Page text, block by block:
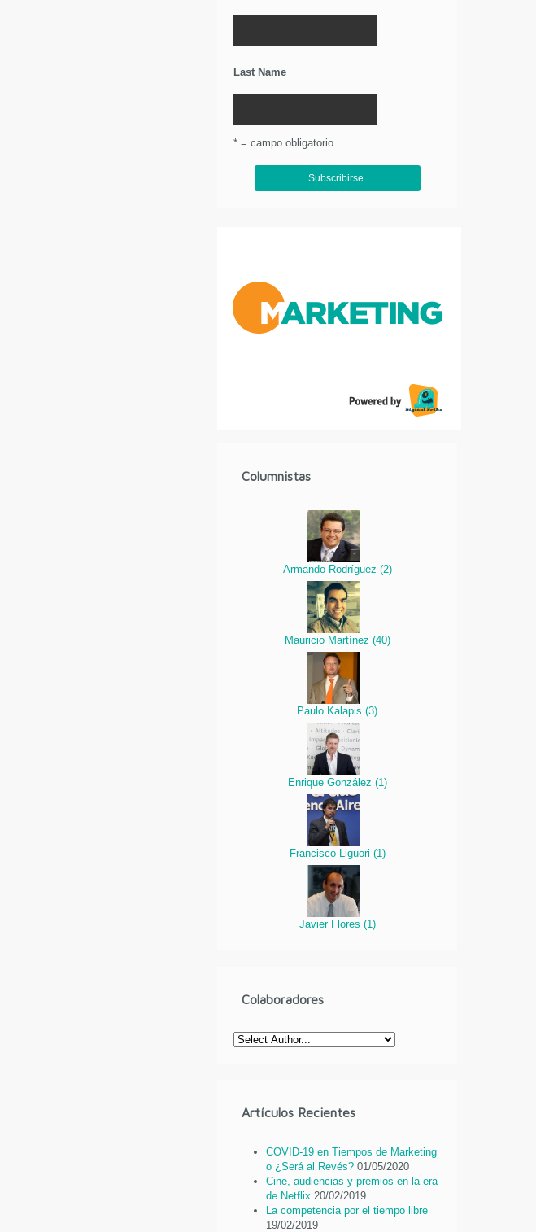
Last Name
* = campo obligatorio
Columnistas
Armando Rodríguez (2)
Mauricio Martínez (40)
Paulo Kalapis(3)
Enrique González (1)
Francisco Liguori (1 )
Javier Flores (1)
Colaboradores
Artículos Recientes
COVID-19 en Tiempos de Marketing
o ¿Será al Revés? 01/05/2020
Cine, audiencias y premios en la era
de Netflix 20/02/2019
La competencia por el tiempo libre
19/02/2019